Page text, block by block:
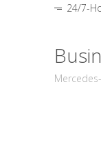
24/7-